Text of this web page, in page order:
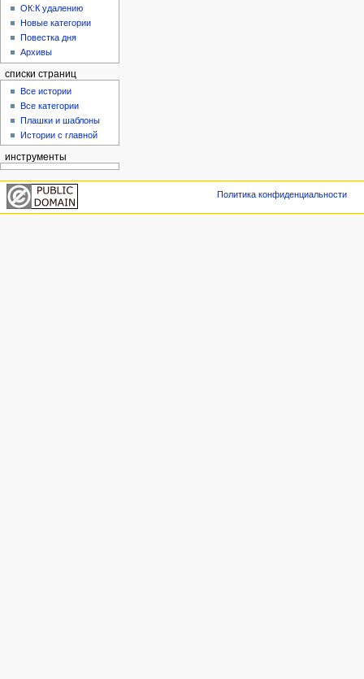
ОК:К удалению
Новые категории
Повестка дня
Архивы
списки страниц
Все истории
Все категории
Плашки и шаблоны
Истории с главной
инструменты
Политика конфиденциальности